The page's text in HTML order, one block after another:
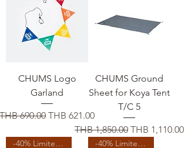
CHUMS Logo
Garland
常価格
THB 690.00 セール価格
THB 621.00
CHUMS Ground
Sheet for Koya Tent
T/C 5
通常価格
THB 1,850.00 セール価格
THB 1,110.00
-40% Limited Time -40% Limited Time